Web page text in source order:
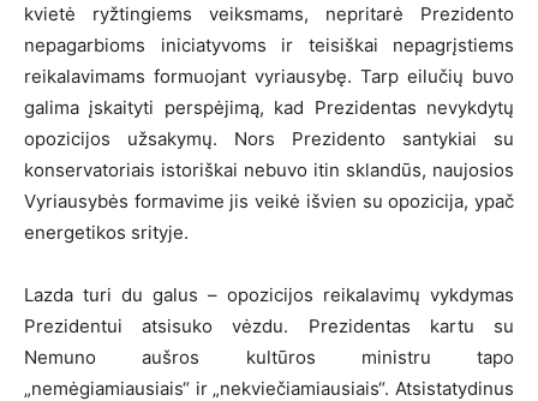
kvietė ryžtingiems veiksmams, nepritarė Prezidento
nepagarbioms iniciatyvoms ir teisiškai nepagrįstiems
reikalavimams formuojant vyriausybę. Tarp eilučių buvo
galima įskaityti perspėjimą, kad Prezidentas nevykdytų
opozicijos užsakymų. Nors Prezidento santykiai su
konservatoriais istoriškai nebuvo itin sklandūs, naujosios
Vyriausybės formavime jis veikė išvien su opozicija, ypač
energetikos srityje.
Lazda turi du galus – opozicijos reikalavimų vykdymas
Prezidentui atsisuko vėzdu. Prezidentas kartu su
Nemuno aušros kultūros ministru tapo
„nemėgiamiausiais“ ir „nekviečiamiausiais“. Atsistatydinus